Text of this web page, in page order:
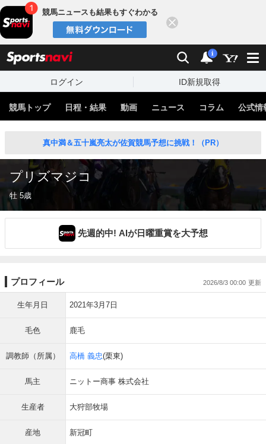
競馬ニュースも結果もすぐわかる
検索 通知
i
ログイン ID新規取得
競馬トップ 日程・結果 動画 ニュース コラム 公式情
真中満＆五十嵐亮太が佐賀競馬予想に挑戦！（PR）
プリズマジコ
牡 5歳
先週的中! AIが日曜重賞を大予想
プロフィール 2026/8/3 00:00
生年月日 2021年3月7日
毛色 鹿毛
調教師（所属） 高橋 義忠(栗東)
馬主 ニットー商事 株式会社
生産者 大狩部牧場
産地 新冠町